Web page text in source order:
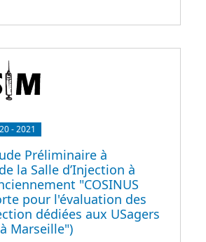
-2021
Préliminaire à
la Salle d’Injection à
"COSINUS
pour l'évaluation des
dédiées aux USagers
Marseille")